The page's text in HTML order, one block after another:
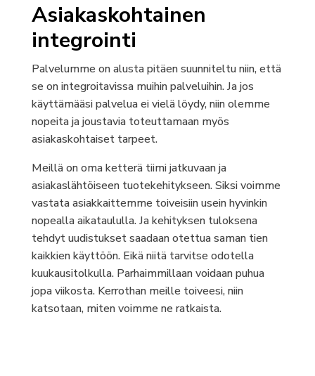
Asiakaskohtainen
integrointi
Palvelumme on alusta pitäen suunniteltu niin, että
se on integroitavissa muihin palveluihin. Ja jos
käyttämääsi palvelua ei vielä löydy, niin olemme
nopeita ja joustavia toteuttamaan myös
asiakaskohtaiset tarpeet.
Meillä on oma ketterä tiimi jatkuvaan ja
asiakaslähtöiseen tuotekehitykseen. Siksi voimme
vastata asiakkaittemme toiveisiin usein hyvinkin
nopealla aikataululla. Ja kehityksen tuloksena
tehdyt uudistukset saadaan otettua saman tien
kaikkien käyttöön. Eikä niitä tarvitse odotella
kuukausitolkulla. Parhaimmillaan voidaan puhua
jopa viikosta. Kerrothan meille toiveesi, niin
katsotaan, miten voimme ne ratkaista.